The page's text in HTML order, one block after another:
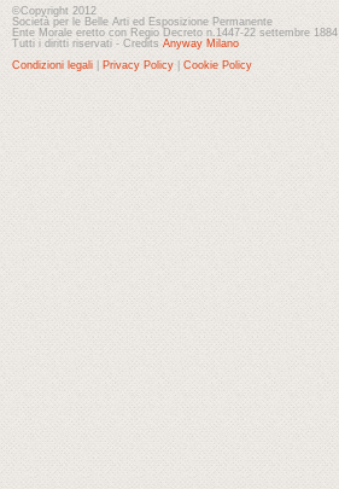
©Copyright 2012
Società per le Belle Arti ed Esposizione Permanente
Ente Morale eretto con Regio Decreto n.1447-22 settembre 1884
Tutti i diritti riservati - Credits Anyway Milano
Condizioni legali
Privacy Policy Cookie Policy